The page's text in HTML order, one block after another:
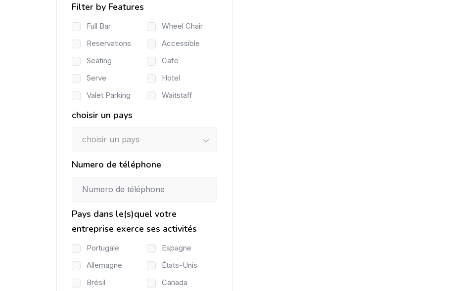
Filter by Features
Full Bar
Wheel Chair
Reservations
Accessible
Seating
Cafe
Serve
Hotel
Valet Parking
Waitstaff
choisir un pays
choisir un pays
Numero de téléphone
Pays dans le(s)quel votre
entreprise exerce ses activités
Portugale
Espagne
Allemagne
États-Unis
Brésil
Canada